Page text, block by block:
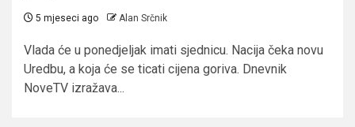
5 mjeseci ago Alan Srčnik
Vlada će u ponedjeljak imati sjednicu. Nacija čeka novu
Uredbu, a koja će se ticati cijena goriva. Dnevnik
NoveTV izražava...